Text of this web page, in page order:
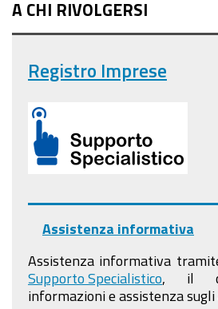
A CHI RIVOLGERSI
Registro Imprese
Assistenza informativa
Assistenza informativa
Supporto Specialistico , il
informazioni e assistenza sugli